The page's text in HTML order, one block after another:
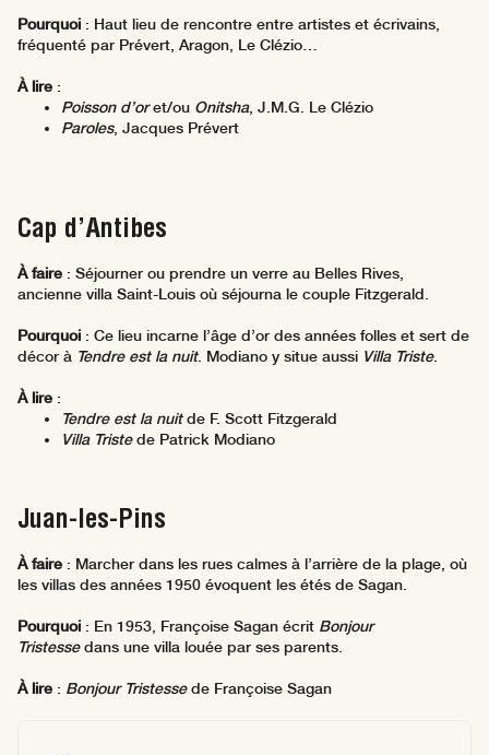
Pourquoi : Haut lieu de rencontre entre artistes et écrivains,
fréquenté par Prévert, Aragon, Le Clézio…
À lire :
Poisson d’oret/ou Onitsha, J.M.G. Le Clézio
Paroles, Jacques Prévert
Cap d’Antibes
À faire : Séjourner ou prendre un verre au Belles Rives,
ancienne villa Saint-Louis où séjourna le couple Fitzgerald.
Pourquoi : Ce lieu incarne l’âge d’or des années folles et sert de
décor à Tendre est la nuit. Modiano y situe aussi Villa Triste.
À lire :
Tendre est la nuitde F. Scott Fitzgerald
Villa Tristede Patrick Modiano
Juan-les-Pins
À faire : Marcher dans les rues calmes à l’arrière de la plage, où
les villas des années 1950 évoquent les étés de Sagan.
Pourquoi : En 1953, Françoise Sagan écrit Bonjour
Tristessedans une villa louée par ses parents.
À lire : Bonjour Tristessede Françoise Sagan